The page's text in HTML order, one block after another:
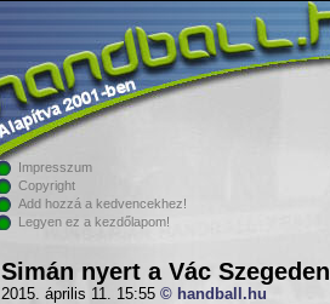
Impresszum
Copyright
Add hozzá a kedvencekhez!
Legyen ez a kezdőlapom!
Simán nyert a Vác Szegeden
2015. április 11. 15:55 © handball.hu